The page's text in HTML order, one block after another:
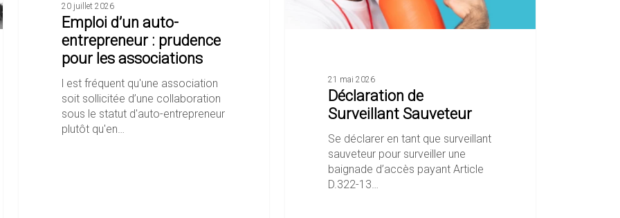
20 juillet 2026
Emploi d’un auto-
entrepreneur : prudence
pour les associations
l est fréquent qu'une association
soit sollicitée d’une collaboration
sous le statut d'auto-entrepreneur
plutôt qu'en…
21 mai 2026
Déclaration de
Surveillant Sauveteur
Se déclarer en tant que surveillant
sauveteur pour surveiller une
baignade d’accès payant Article
D.322-13…